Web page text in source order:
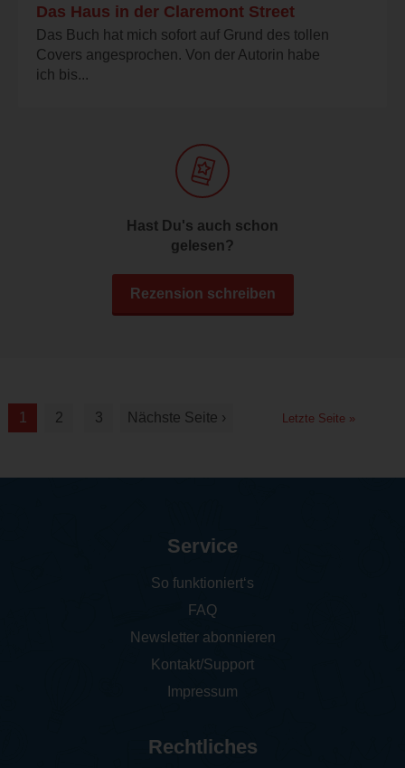
Das Haus in der Claremont Street
Das Buch hat mich sofort auf Grund des tollen
Covers angesprochen. Von der Autorin habe
ich bis...
Hast Du's auch schon
gelesen?
Rezension schreiben
1 2 3 Nächste Seite › Letzte Seite »
Service
So funktioniert‘s
FAQ
Newsletter abonnieren
Kontakt/Support
Impressum
Rechtliches